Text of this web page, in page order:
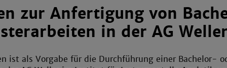
zur Anfertigung von
in der AG Weller
ist als Vorgabe für die Durchführung einer Bachelor-